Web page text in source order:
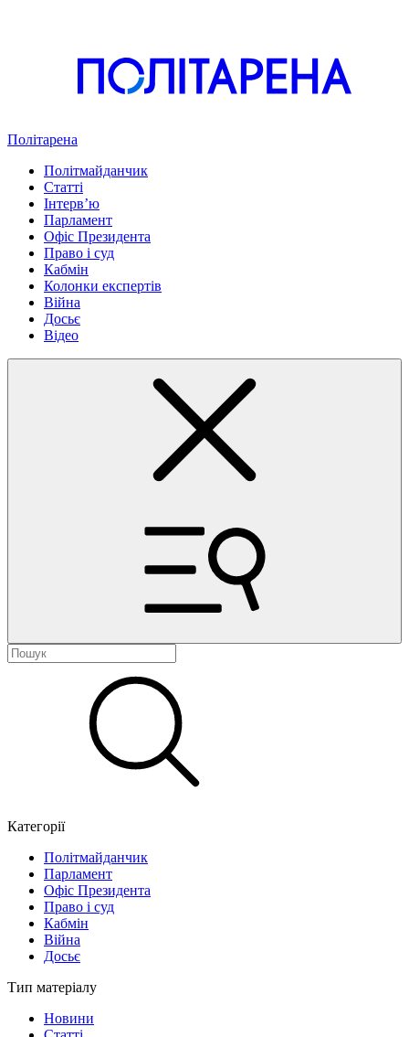
Політарена
Політмайданчик
Статті
Інтервʼю
Парламент
Офіс Президента
Право і суд
Кабмін
Колонки експертів
Війна
Досьє
Відео
Категорії
Політмайданчик
Парламент
Офіс Президента
Право і суд
Кабмін
Війна
Досьє
Тип матеріалу
Новини